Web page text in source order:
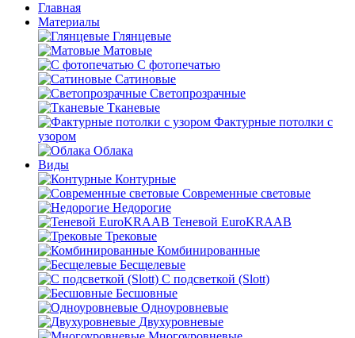
Главная
Материалы
Глянцевые
Матовые
С фотопечатью
Сатиновые
Светопрозрачные
Тканевые
Фактурные потолки с
узором
Облака
Виды
Контурные
Современные световые
Недорогие
Теневой EuroKRAAB
Трековые
Комбинированные
Бесщелевые
С подсветкой (Slott)
Бесшовные
Одноуровневые
Двухуровневые